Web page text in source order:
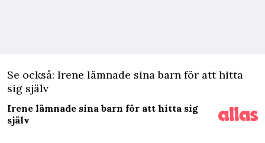
Se också: Irene lämnade sina barn för att hitta
sig själv
Irene lämnade sina barn för att hitta sig
själv